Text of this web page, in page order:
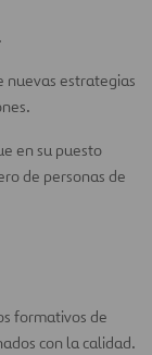
nuevas estrategias
en su puesto
de personas de
formativos de
con la calidad.